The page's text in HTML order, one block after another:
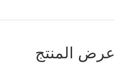
عرض المنتج